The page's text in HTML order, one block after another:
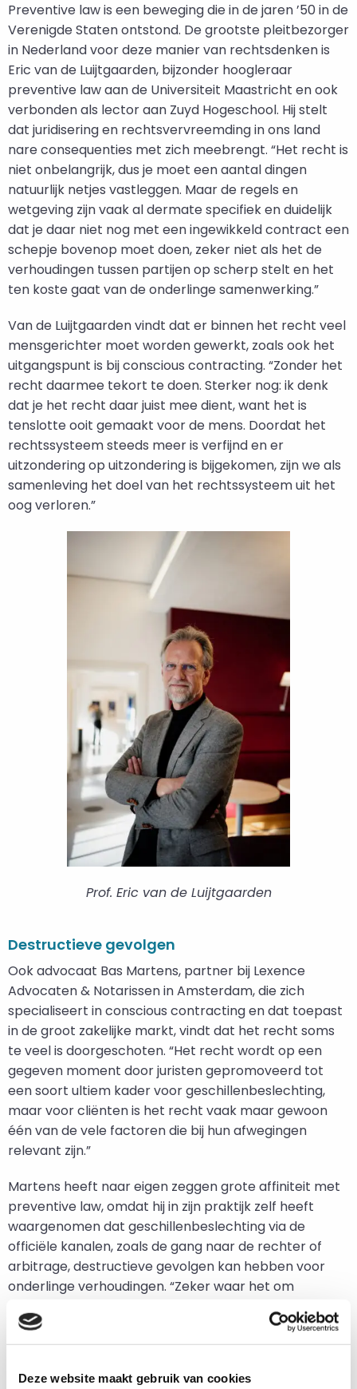
Deze website maakt gebruik van cookies
Preventive law is een beweging die in de jaren ’50 in de
Verenigde Staten ontstond. De grootste pleitbezorger
in Nederland voor deze manier van rechtsdenken is
Eric van de Luijtgaarden, bijzonder hoogleraar
preventive law aan de Universiteit Maastricht en ook
verbonden als lector aan Zuyd Hogeschool. Hij stelt
dat juridisering en rechtsvervreemding in ons land
nare consequenties met zich meebrengt. “Het recht is
niet onbelangrijk, dus je moet een aantal dingen
natuurlijk netjes vastleggen. Maar de regels en
wetgeving zijn vaak al dermate specifiek en duidelijk
dat je daar niet nog met een ingewikkeld contract een
schepje bovenop moet doen, zeker niet als het de
verhoudingen tussen partijen op scherp stelt en het
ten koste gaat van de onderlinge samenwerking.”
Van de Luijtgaarden vindt dat er binnen het recht veel
mensgerichter moet worden gewerkt, zoals ook het
uitgangspunt is bij conscious contracting. “Zonder het
recht daarmee tekort te doen. Sterker nog: ik denk
dat je het recht daar juist mee dient, want het is
tenslotte ooit gemaakt voor de mens. Doordat het
rechtssysteem steeds meer is verfijnd en er
uitzondering op uitzondering is bijgekomen, zijn we als
samenleving het doel van het rechtssysteem uit het
oog verloren.”
Prof. Eric van de Luijtgaarden
Destructieve gevolgen
Ook advocaat Bas Martens, partner bij Lexence
Advocaten & Notarissen in Amsterdam, die zich
specialiseert in conscious contracting en dat toepast
in de groot zakelijke markt, vindt dat het recht soms
te veel is doorgeschoten. “Het recht wordt op een
gegeven moment door juristen gepromoveerd tot
een soort ultiem kader voor geschillenbeslechting,
maar voor cliënten is het recht vaak maar gewoon
één van de vele factoren die bij hun afwegingen
relevant zijn.”
Martens heeft naar eigen zeggen grote affiniteit met
preventive law, omdat hij in zijn praktijk zelf heeft
waargenomen dat geschillenbeslechting via de
officiële kanalen, zoals de gang naar de rechter of
arbitrage, destructieve gevolgen kan hebben voor
onderlinge verhoudingen. “Zeker waar het om
geschillen bij een aanvankelijk voorgenomen
langdurige samenwerking ging, verstoorden die wijze
van geschillenbeslechting vaak definitief de